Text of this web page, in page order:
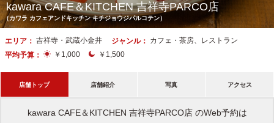
kawara CAFE＆KITCHEN 吉祥寺PARCO店
（カワラ カフェアンドキッチン キチジョウジパルコテン）
エリア： 吉祥寺・武蔵小金井 ジャンル： カフェ・茶房、レストラン
平均予算：
￥1,000 ￥1,500
店舗トップ 店舗紹介 写真 アクセス
kawara CAFE＆KITCHEN 吉祥寺PARCO店 のWeb予約は